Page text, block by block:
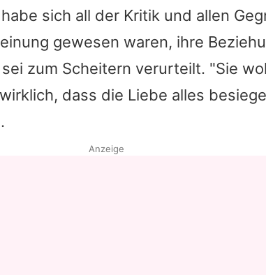
sich all der Kritik und allen
gewesen waren, ihre
zum Scheitern verurteilt. "Sie
dass die Liebe alles
Anzeige